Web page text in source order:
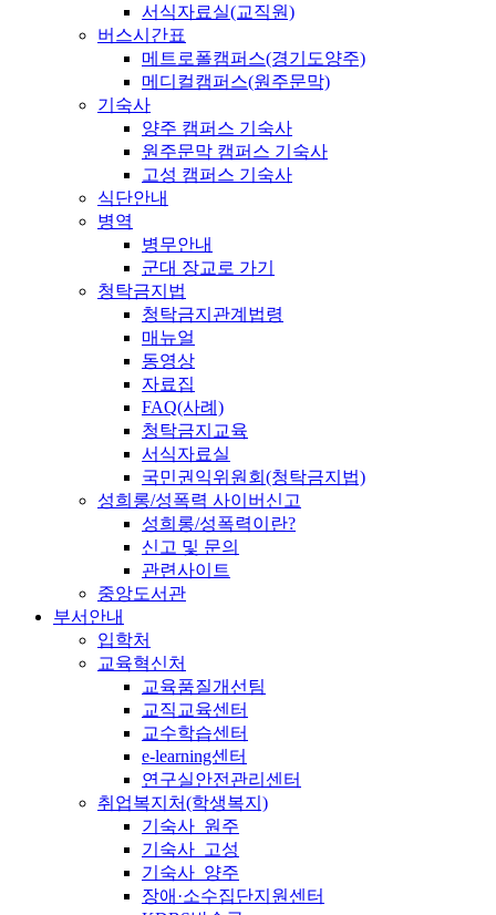
서식자료실(교직원)
버스시간표
메트로폴캠퍼스(경기도양주)
메디컬캠퍼스(원주문막)
기숙사
양주 캠퍼스 기숙사
원주문막 캠퍼스 기숙사
고성 캠퍼스 기숙사
식단안내
병역
병무안내
군대 장교로 가기
청탁금지법
청탁금지관계법령
매뉴얼
동영상
자료집
FAQ(사례)
청탁금지교육
서식자료실
국민권익위원회(청탁금지법)
성희롱/성폭력 사이버신고
성희롱/성폭력이란?
신고 및 문의
관련사이트
중앙도서관
부서안내
입학처
교육혁신처
교육품질개선팀
교직교육센터
교수학습센터
e-learning센터
연구실안전관리센터
취업복지처(학생복지)
기숙사_원주
기숙사_고성
기숙사_양주
장애·소수집단지원센터